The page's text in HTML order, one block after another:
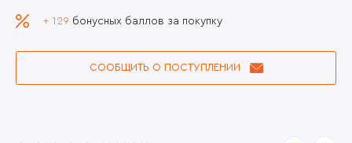
+ 129 бонусных баллов за покупку
СООБЩИТЬ О ПОСТУПЛЕНИИ